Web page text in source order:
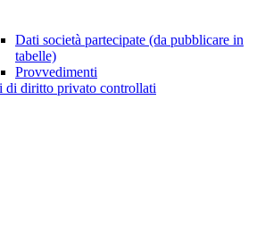
Dati società partecipate (da pubblicare in
tabelle)
Provvedimenti
di diritto privato controllati